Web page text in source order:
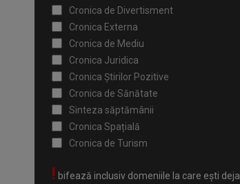
Cronica de Divertisment
Cronica Externa
Cronica de Mediu
Cronica Juridica
Cronica Știrilor Pozitive
Cronica de Sănătate
Sinteza săptămânii
Cronica Spațială
Cronica de Turism
! bifează inclusiv domeniile la care ești deja